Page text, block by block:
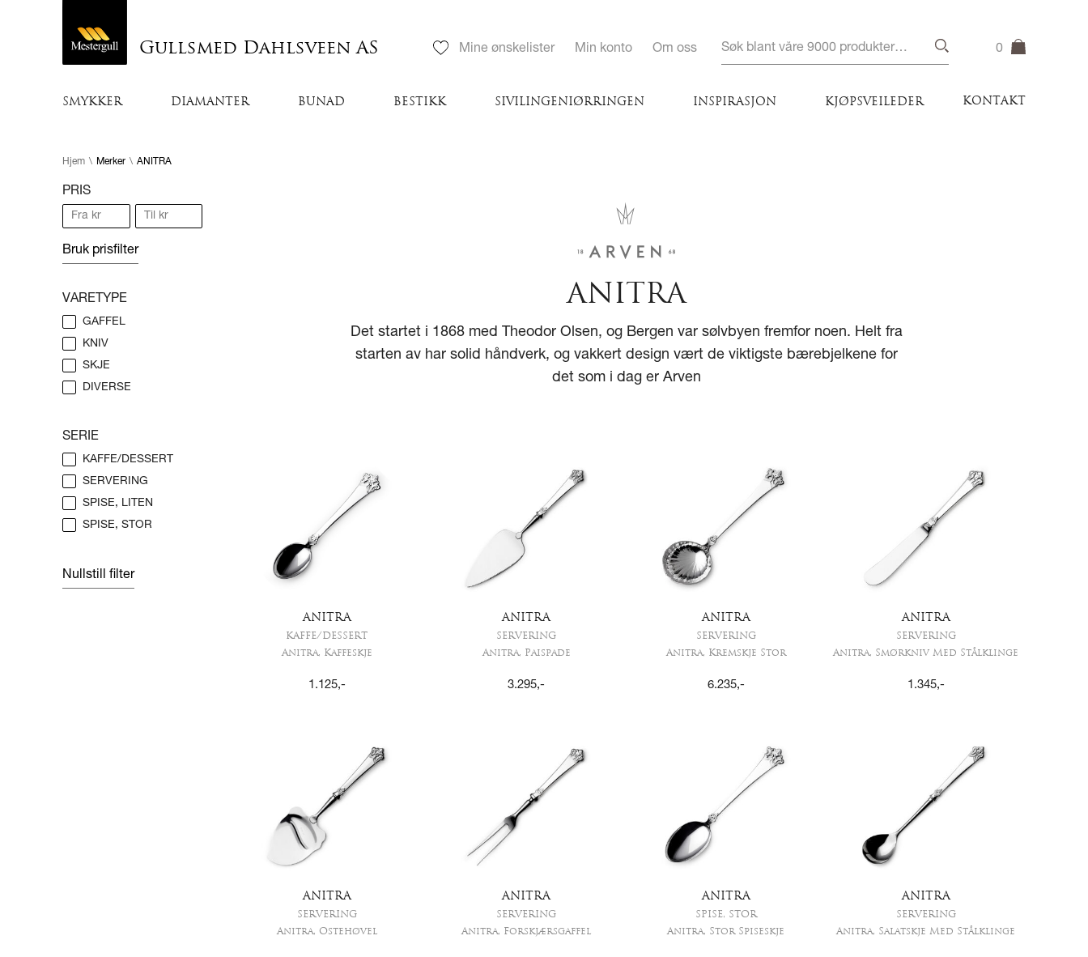
Gullsmed Dahlsveen AS Mine ønskelister Min konto Om oss 0
SMYKKER DIAMANTER BUNAD BESTIKK SIVILINGENIØRRINGEN INSPIRASJON KJØPSVEILEDER KONTAKT
Hjem \ Merker \ ANITRA
PRIS
Bruk prisfilter
VARETYPE
GAFFEL
KNIV
SKJE
DIVERSE
SERIE
KAFFE/DESSERT
SERVERING
SPISE, LITEN
SPISE, STOR
Nullstill filter
ANITRA
Det startet i 1868 med Theodor Olsen, og Bergen var sølvbyen fremfor noen. Helt fra
starten av har solid håndverk, og vakkert design vært de viktigste bærebjelkene for
det som i dag er Arven
ANITRA
KAFFE/DESSERT
Anitra, Kaffeskje
1.125,-
ANITRA
SERVERING
Anitra, Paispade
3.295,-
ANITRA
SERVERING
Anitra, Kremskje Stor
6.235,-
ANITRA
SERVERING
Anitra, Smørkniv Med Stålklinge
1.345,-
ANITRA
SERVERING
Anitra, Ostehøvel
ANITRA
SERVERING
Anitra, Forskjærsgaffel
ANITRA
SPISE, STOR
Anitra, Stor Spiseskje
ANITRA
SERVERING
Anitra, Salatskje Med Stålklinge